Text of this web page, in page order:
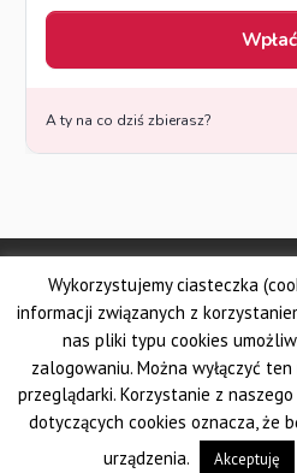
© Made by
Dolnośląskie Stowarzyszenie
Fundacja
Krajowe Stowarzyszenie
Wielkopolskie
Pomorskie Stowarzyszenie
Śląskie Stowarzyszenie
Krakowskie Stowarzyszenie
Ogólnopolski Związek
Wykorzystujemy ciasteczka
informacji związanych z
nas pliki typu cookies
zalogowaniu. Można wyłączyć
przeglądarki. Korzystanie z
dotyczących cookies oznacza, że
urządzenia.
Akceptuję